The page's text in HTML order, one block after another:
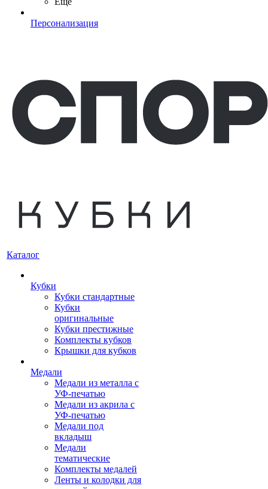
Персонализация
Каталог
Кубки
Кубки стандартные
Кубки
оригинальные
Кубки престижные
Комплекты кубков
Крышки для кубков
Медали
Медали из металла с
УФ-печатью
Медали из акрила с
УФ-печатью
Медали под
вкладыш
Медали
тематические
Комплекты медалей
Ленты и колодки для